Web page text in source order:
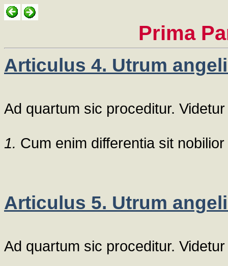
Prima
Articulus 4. Utrum
Ad quartum sic proceditur.
1. Cum enim differentia sit nobilior
Articulus 5. Utrum
Ad quartum sic proceditur.